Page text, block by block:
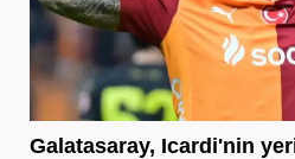
Galatasaray, Icardi'nin